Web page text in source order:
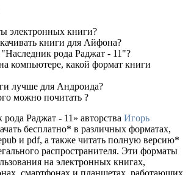
электронных книги?
книги для Айфона?
"Наследник рода Раджат - 11"?
компьютере, какой формат книги
лучше для Андроида?
можно почитать ?
Раджат - 11» авторства Игорь
бесплатно* в различных форматах,
и pdf, а также читать полную версию*
распространителя. Эти форматы
на электронных книгах,
смартфонах и планшетах, работающих